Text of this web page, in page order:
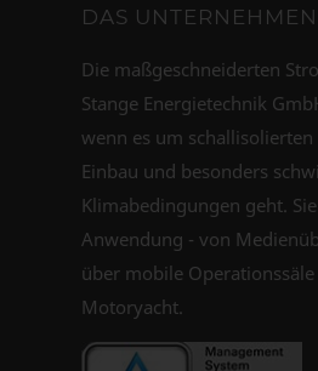
DAS UNTERNEHMEN
Die maßgeschneiderten
Stange Energietechnik
wenn es um
Einbau und besonders
Klimabedingungen geht.
Anwendung - von
über mobile
Motoryacht.